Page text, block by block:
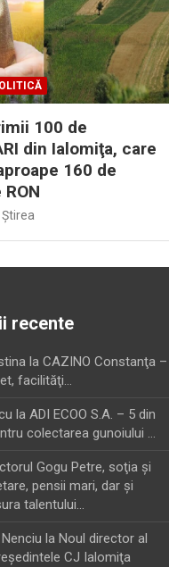
100 de
din Ialomiţa, care
160 de
Ştirea
recente
la CAZINO Constanţa –
facilităţi…
la ADI ECOO S.A. – 5 din
colectarea gunoiului …
Gogu Petre, soţia şi
pensii mari, dar şi
talentului…
la Noul director al
CJ Ialomiţa